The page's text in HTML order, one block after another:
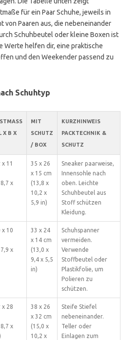
für ein Paar Schuhe, jeweils in
von Paaren aus, die nebeneinander
Schuhbeutel oder kleine Boxen ist
Werte helfen dir, eine praktische
und den Weekender passend zu
Schuhtyp
P
B X H
MIT
SCHUTZ
/ BOX
KURZHINWEIS
PACKTECHNIK &
SCHUTZ
11
x
35 x 26
x 15 cm
(13,8 x
10,2 x
5,9 in)
Sneaker paarweise,
Innensohle nach
oben. Leichte
Schuhbeutel aus
Stoff schützen
Kleidung.
x 10
x
33 x 24
x 14 cm
(13,0 x
9,4 x 5,5
in)
Schuhspanner
vermeiden.
Verwende
Stoffbeutel oder
Plastikfolie, um
Polieren zu
schützen.
x 28
x
38 x 26
x 32 cm
(15,0 x
10,2 x
Steife Stiefel
nebeneinander.
Teller oder
Einlagen zum